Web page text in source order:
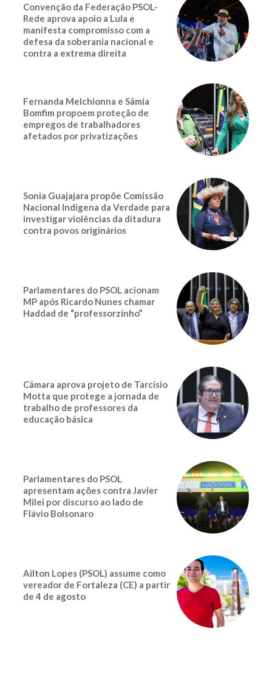
Convenção da Federação PSOL-
Rede aprova apoio a Lula e
manifesta compromisso com a
defesa da soberania nacional e
contra a extrema direita
Fernanda Melchionna e Sâmia
Bomfim propoem proteção de
empregos de trabalhadores
afetados por privatizações
Sonia Guajajara propõe Comissão
Nacional Indígena da Verdade para
investigar violências da ditadura
contra povos originários
Parlamentares do PSOL acionam
MP após Ricardo Nunes chamar
Haddad de “professorzinho”
Câmara aprova projeto de Tarcísio
Motta que protege a jornada de
trabalho de professores da
educação básica
Parlamentares do PSOL
apresentam ações contra Javier
Milei por discurso ao lado de
Flávio Bolsonaro
Ailton Lopes (PSOL) assume como
vereador de Fortaleza (CE) a partir
de 4 de agosto